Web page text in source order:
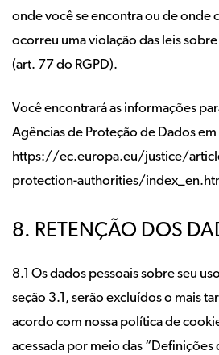
onde você se encontra ou de onde
ocorreu uma violação das leis
(art. 77 do RGPD).
Você encontrará as informações
Agências de Proteção de Dados em
https://ec.europa.eu/justice/
protection-authorities/
8. RETENÇÃO DOS
8.1 Os dados pessoais sobre seu
seção 3.1, serão excluídos o mais
acordo com nossa política de
acessada por meio das